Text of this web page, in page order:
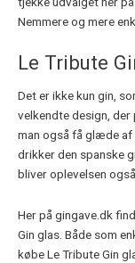
Nemmere og mere
Le Tribute
Det er ikke kun gin,
velkendte design,
man også få glæde af
drikker den spanske
bliver oplevelsen
Her på gingave.dk
Gin glas. Både som
købe Le Tribute Gin